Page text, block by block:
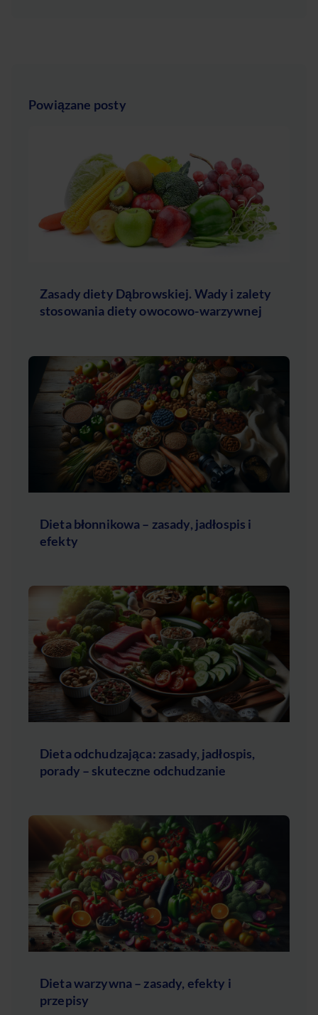
Powiązane posty
Zasady diety Dąbrowskiej. Wady i zalety
stosowania diety owocowo-warzywnej
Dieta błonnikowa – zasady, jadłospis i
efekty
Dieta odchudzająca: zasady, jadłospis,
porady – skuteczne odchudzanie
Dieta warzywna – zasady, efekty i
przepisy